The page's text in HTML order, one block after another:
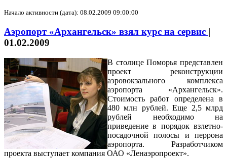
Начало активности (дата): 08.02.2009 09:00:00
Аэропорт «Архангельск» взял курс на сервис |
01.02.2009
В столице Поморья представлен
проект реконструкции
аэровокзального комплекса
аэропорта «Архангельск».
Стоимость работ определена в
480 млн рублей. Еще 2,5 млрд
рублей необходимо на
приведение в порядок взлетно-
посадочной полосы и перрона
аэропорта. Разработчиком
проекта выступает компания ОАО «Ленаэропроект».